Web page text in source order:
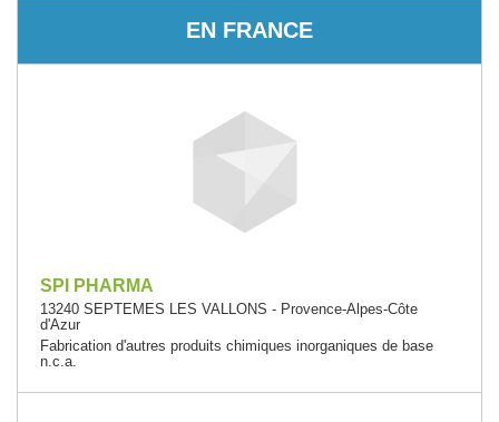
EN FRANCE
SPI PHARMA
13240 SEPTEMES LES VALLONS - Provence-Alpes-Côte
d'Azur
Fabrication d'autres produits chimiques inorganiques de base
n.c.a.